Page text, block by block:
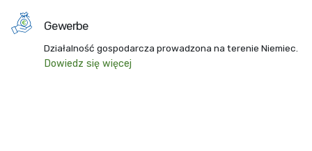
Gewerbe
Działalność gospodarcza prowadzona na terenie Niemiec.
Dowiedz się więcej